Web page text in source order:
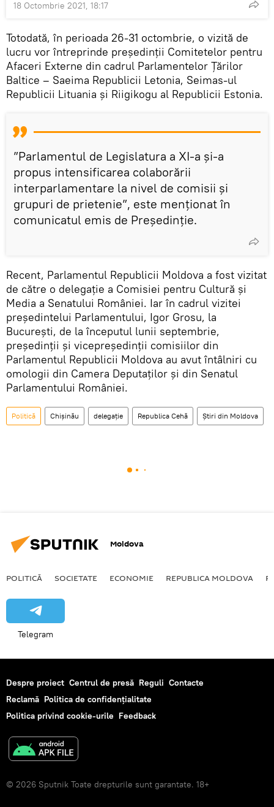
18 Octombrie 2021, 18:17
Totodată, în perioada 26-31 octombrie, o vizită de
lucru vor întreprinde președinții Comitetelor pentru
Afaceri Externe din cadrul Parlamentelor Țărilor
Baltice – Saeima Republicii Letonia, Seimas-ul
Republicii Lituania și Riigikogu al Republicii Estonia.
”Parlamentul de Legislatura a XI-a și-a
propus intensificarea colaborării
interparlamentare la nivel de comisii și
grupuri de prietenie”, este menționat în
comunicatul emis de Președinție.
Recent, Parlamentul Republicii Moldova a fost vizitat
de către o delegație a Comisiei pentru Cultură și
Media a Senatului României. Iar în cadrul vizitei
președintelui Parlamentului, Igor Grosu, la
București, de la începutul lunii septembrie,
președinții și vicepreședinții comisiilor din
Parlamentul Republicii Moldova au avut întâlniri cu
omologii din Camera Deputaților și din Senatul
Parlamentului României.
Politică Chișinău delegație Republica Cehă Știri din Moldova
Moldova
POLITICĂ SOCIETATE ECONOMIE REPUBLICA MOLDOVA
Telegram
Despre proiect Centrul de presă Reguli Contacte
Reclamă Politica de confidențialitate
Politica privind cookie-urile Feedback
© 2026 Sputnik Toate drepturile sunt garantate. 18+